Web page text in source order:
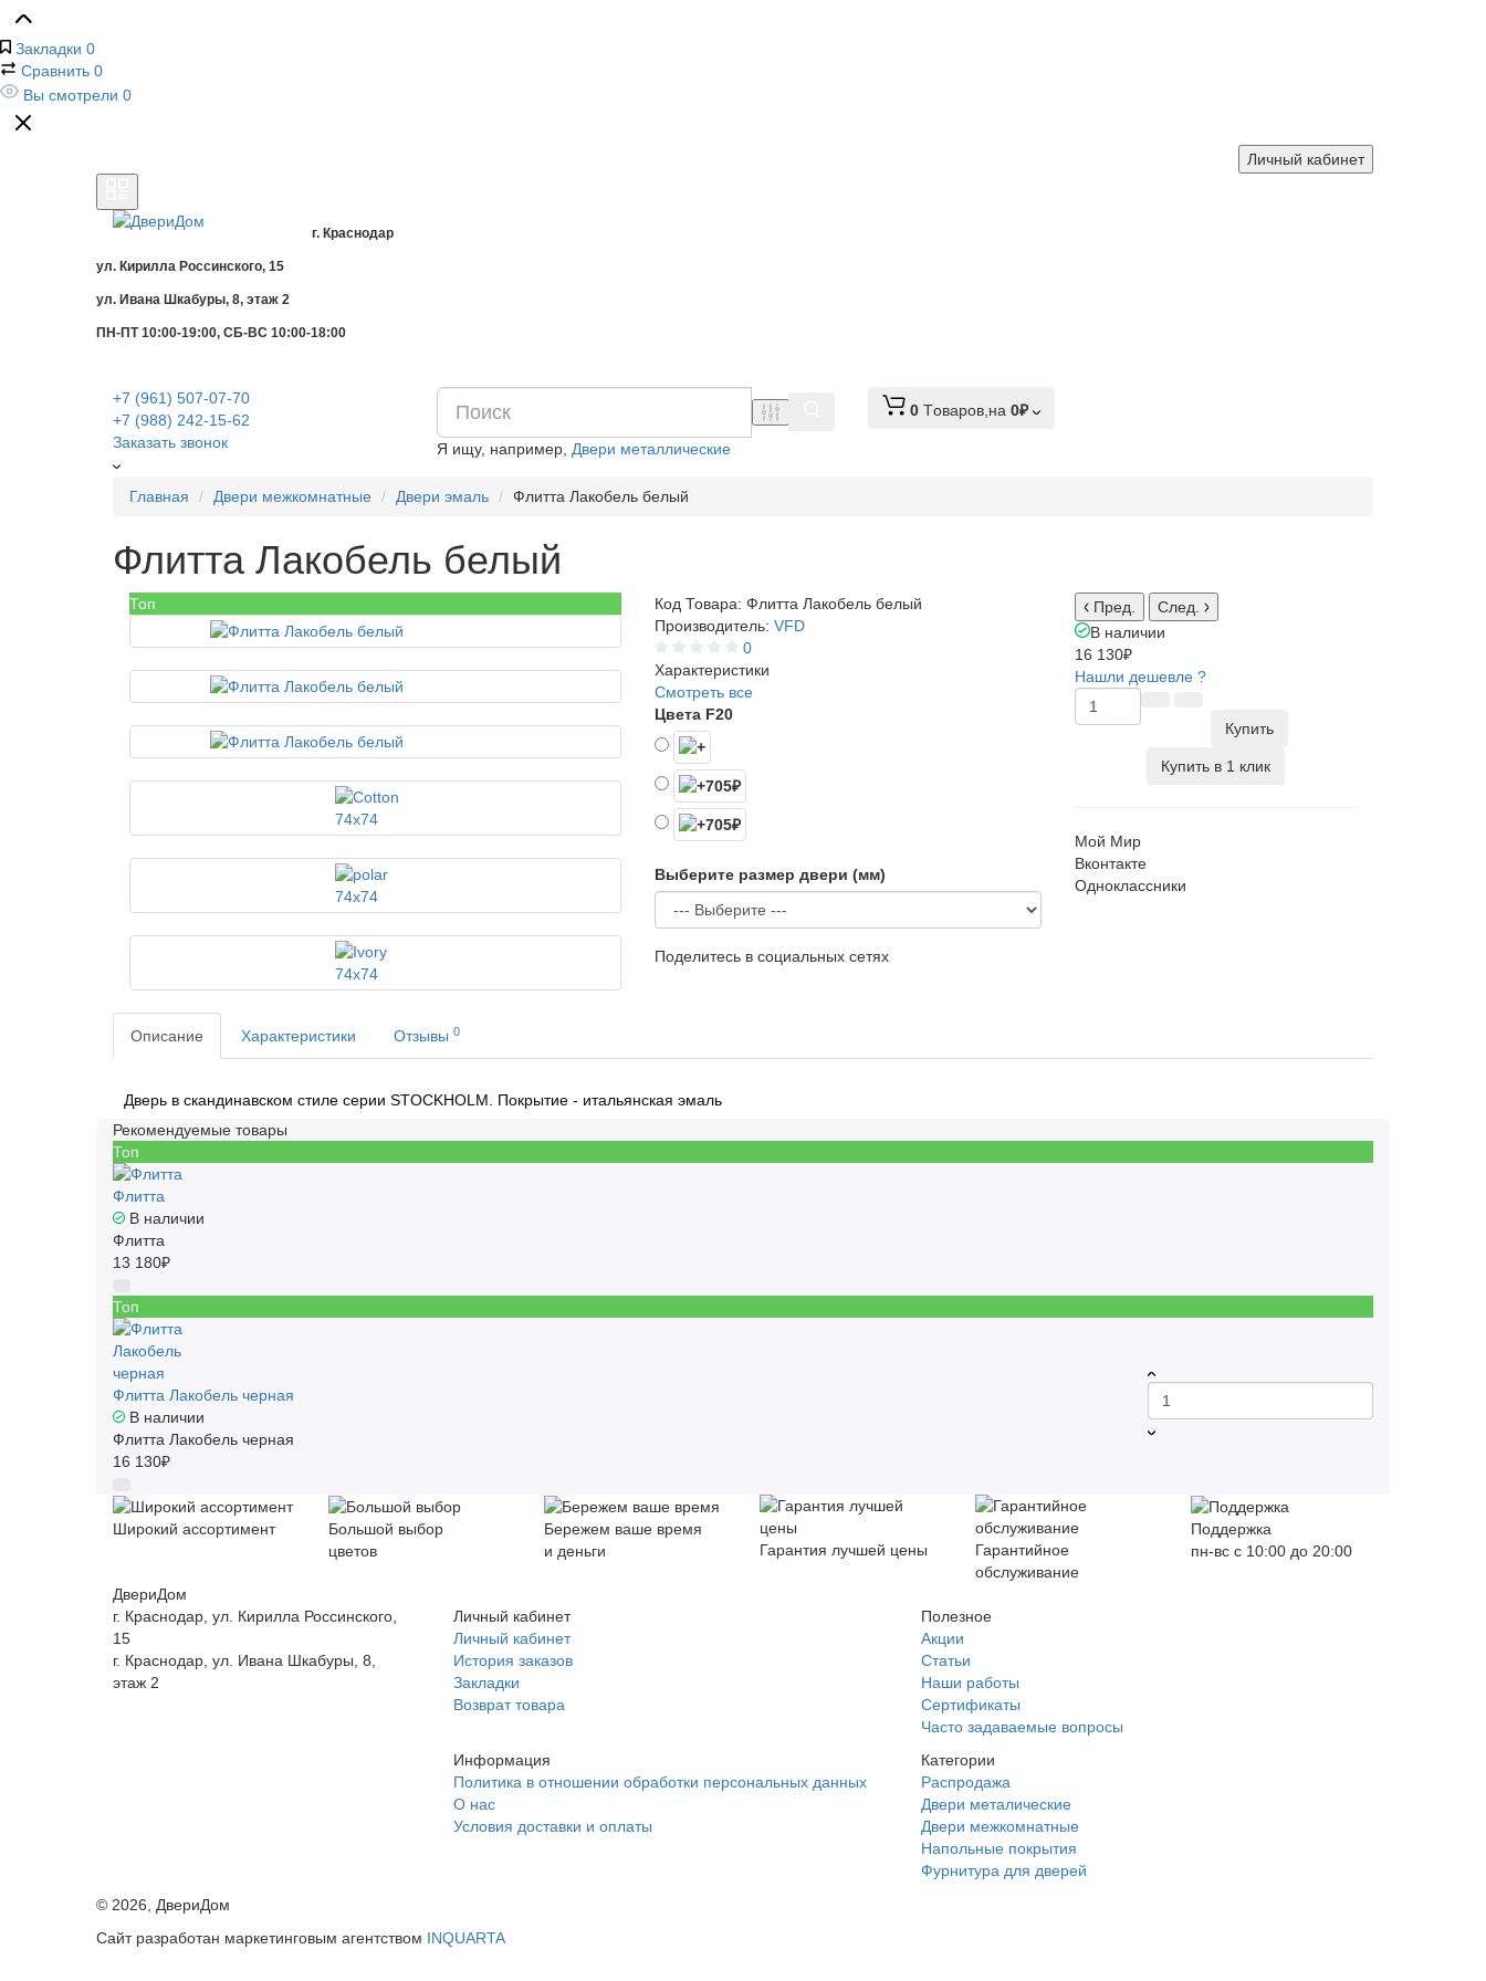
Закладки 0
Сравнить 0
Вы смотрели 0
Личный кабинет
г. Краснодар
ул. Кирилла Россинского, 15
ул. Ивана Шкабуры, 8, этаж 2
ПН-ПТ 10:00-19:00, СБ-ВС 10:00-18:00
+7 (961) 507-07-70
+7 (988) 242-15-62
Заказать звонок
Я ищу, например, Двери металлические
0 Tоваров, на 0₽
Главная Двери межкомнатные Двери эмаль Флитта Лакобель белый
Флитта Лакобель белый
Топ Код Товара: Флитта Лакобель белый
Производитель: VFD
0
Характеристики
Смотреть все
Цвета F20
Выберите размер двери (мм)
Поделитесь в социальных сетях
Пред.
След.
В наличии
16 130₽
Нашли дешевле ?
Купить
Купить в 1 клик
Мой Мир
Вконтакте
Одноклассники
Описание Характеристики Отзывы 0
Дверь в скандинавском стиле серии STOCKHOLM. Покрытие - итальянская эмаль
Рекомендуемые товары
Топ
Флитта
В наличии
Флитта
13 180₽
Топ
Флитта Лакобель черная
В наличии
Флитта Лакобель черная
16 130₽
Широкий ассортимент
Большой выбор
цветов
Бережем ваше время
и деньги
Гарантия лучшей цены
Гарантийное
обслуживание
Поддержка
пн-вс с 10:00 до 20:00
ДвериДом
г. Краснодар, ул. Кирилла Россинского,
15
г. Краснодар, ул. Ивана Шкабуры, 8,
этаж 2
Личный кабинет
Личный кабинет
История заказов
Закладки
Возврат товара
Полезное
Акции
Статьи
Наши работы
Сертификаты
Часто задаваемые вопросы
Информация
Политика в отношении обработки персональных данных
О нас
Условия доставки и оплаты
Категории
Распродажа
Двери металические
Двери межкомнатные
Напольные покрытия
Фурнитура для дверей
© 2026 , ДвериДом
Сайт разработан маркетинговым агентством INQUARTA